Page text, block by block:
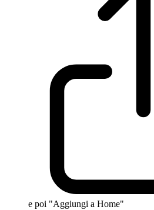
e poi "Aggiungi a Home"